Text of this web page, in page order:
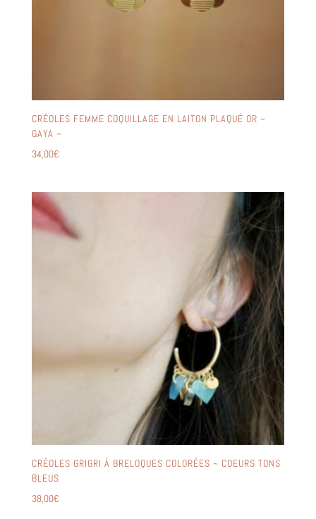
CRÉOLES FEMME COQUILLAGE EN LAITON PLAQUÉ OR ~
GAYA ~
34,00€
CRÉOLES GRIGRI À BRELOQUES COLORÉES ~ COEURS TONS
BLEUS
38,00€